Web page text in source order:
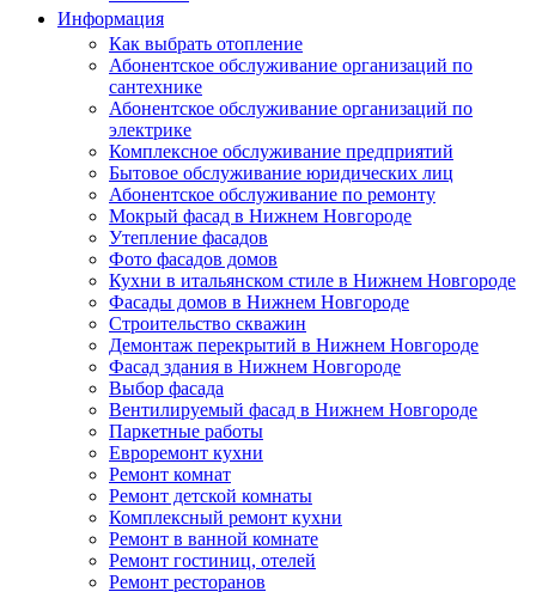
Информация
Как выбрать отопление
Абонентское обслуживание организаций по
сантехнике
Абонентское обслуживание организаций по
электрике
Комплексное обслуживание предприятий
Бытовое обслуживание юридических лиц
Абонентское обслуживание по ремонту
Мокрый фасад в Нижнем Новгороде
Утепление фасадов
Фото фасадов домов
Кухни в итальянском стиле в Нижнем Новгороде
Фасады домов в Нижнем Новгороде
Строительство скважин
Демонтаж перекрытий в Нижнем Новгороде
Фасад здания в Нижнем Новгороде
Выбор фасада
Вентилируемый фасад в Нижнем Новгороде
Паркетные работы
Евроремонт кухни
Ремонт комнат
Ремонт детской комнаты
Комплексный ремонт кухни
Ремонт в ванной комнате
Ремонт гостиниц, отелей
Ремонт ресторанов